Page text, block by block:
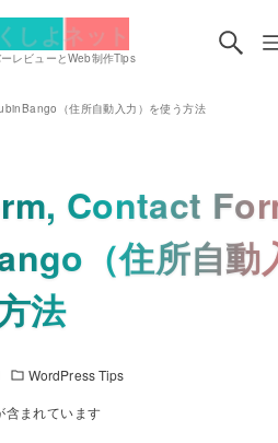
しよネット
レビューとWeb制作Tips
（住所自動入力）を使う方法
Contact
（住所自動
法
WordPress Tips
含まれています